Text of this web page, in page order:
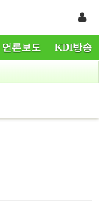
언론보도 KDI방송